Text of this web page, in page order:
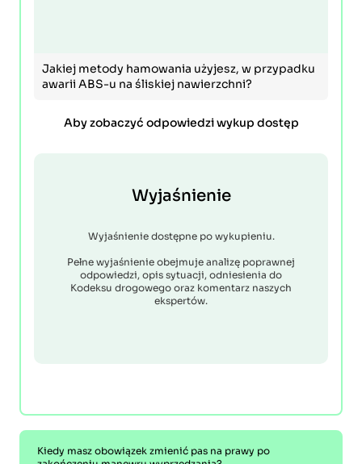
Jakiej metody hamowania użyjesz, w przypadku
awarii ABS-u na śliskiej nawierzchni?
Aby zobaczyć odpowiedzi wykup dostęp
Wyjaśnienie
Wyjaśnienie dostępne po wykupieniu.
Pełne wyjaśnienie obejmuje analizę poprawnej
odpowiedzi, opis sytuacji, odniesienia do
Kodeksu drogowego oraz komentarz naszych
ekspertów.
Kiedy masz obowiązek zmienić pas na prawy po